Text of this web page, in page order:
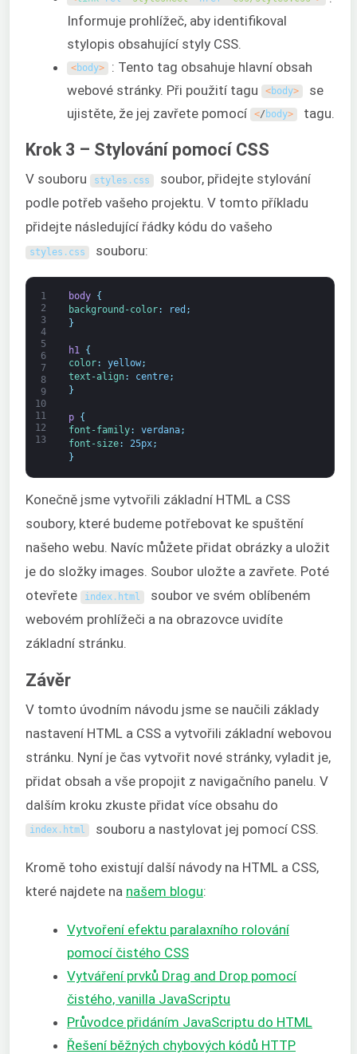
Informuje prohlížeč, aby identifikoval
stylopis obsahující styly CSS.
<body> : Tento tag obsahuje hlavní obsah
webové stránky. Při použití tagu
<body> se
ujistěte, že jej zavřete pomocí
</ body> tagu.
Krok 3 – Stylování pomocí CSS
V souboru styles . css soubor, přidejte stylování
podle potřeb vašeho projektu. V tomto příkladu
přidejte následující řádky kódu do vašeho
styles . css souboru:
1
2
3
4
5
6
7
8
9
10
11
12
13
body {
background-color: red ;
}
h1
{
color: yellow;
text-align: centre;
}
p {
font-family: verdana;
font-size: 25px;
}
Konečně jsme vytvořili základní HTML a CSS
soubory, které budeme potřebovat ke spuštění
našeho webu. Navíc můžete přidat obrázky a uložit
je do složky images. Soubor uložte a zavřete. Poté
otevřete
index. html soubor ve svém oblíbeném
webovém prohlížeči a na obrazovce uvidíte
základní stránku.
Závěr
V tomto úvodním návodu jsme se naučili základy
nastavení HTML a CSS a vytvořili základní webovou
stránku. Nyní je čas vytvořit nové stránky, vyladit je,
přidat obsah a vše propojit z navigačního panelu. V
dalším kroku zkuste přidat více obsahu do
index. html souboru a nastylovat jej pomocí CSS.
Kromě toho existují další návody na HTML a CSS,
které najdete na našem blogu:
Vytvoření efektu paralaxního rolování
pomocí čistého CSS
Vytváření prvků Drag and Drop pomocí
čistého, vanilla JavaScriptu
Průvodce přidáním JavaScriptu do HTML
Řešení běžných chybových kódů HTTP